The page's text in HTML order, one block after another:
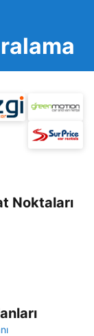
Noktaları